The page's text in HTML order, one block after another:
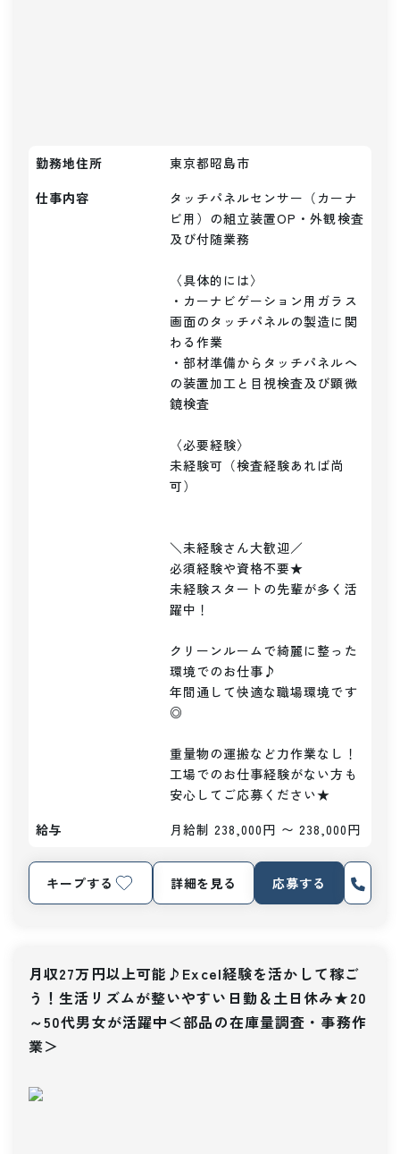
勤務地住所
東京都昭島市
仕事内容
タッチパネルセンサー（カーナ
ビ用）の組立装置OP・外観検査
及び付随業務
〈具体的には〉
・カーナビゲーション用ガラス
画面のタッチパネルの製造に関
わる作業
・部材準備からタッチパネルへ
の装置加工と目視検査及び顕微
鏡検査
〈必要経験〉
未経験可（検査経験あれば尚
可）
＼未経験さん大歓迎／
必須経験や資格不要★
未経験スタートの先輩が多く活
躍中！
クリーンルームで綺麗に整った
環境でのお仕事♪
年間通して快適な職場環境です
◎
重量物の運搬など力作業なし！
工場でのお仕事経験がない方も
安心してご応募ください★
給与
月給制 238,000円 〜 238,000円
キープする 詳細を見る 応募する
月収27万円以上可能♪Excel経験を活かして稼ご
う！生活リズムが整いやすい日勤＆土日休み★20
～50代男女が活躍中＜部品の在庫量調査・事務作
業＞